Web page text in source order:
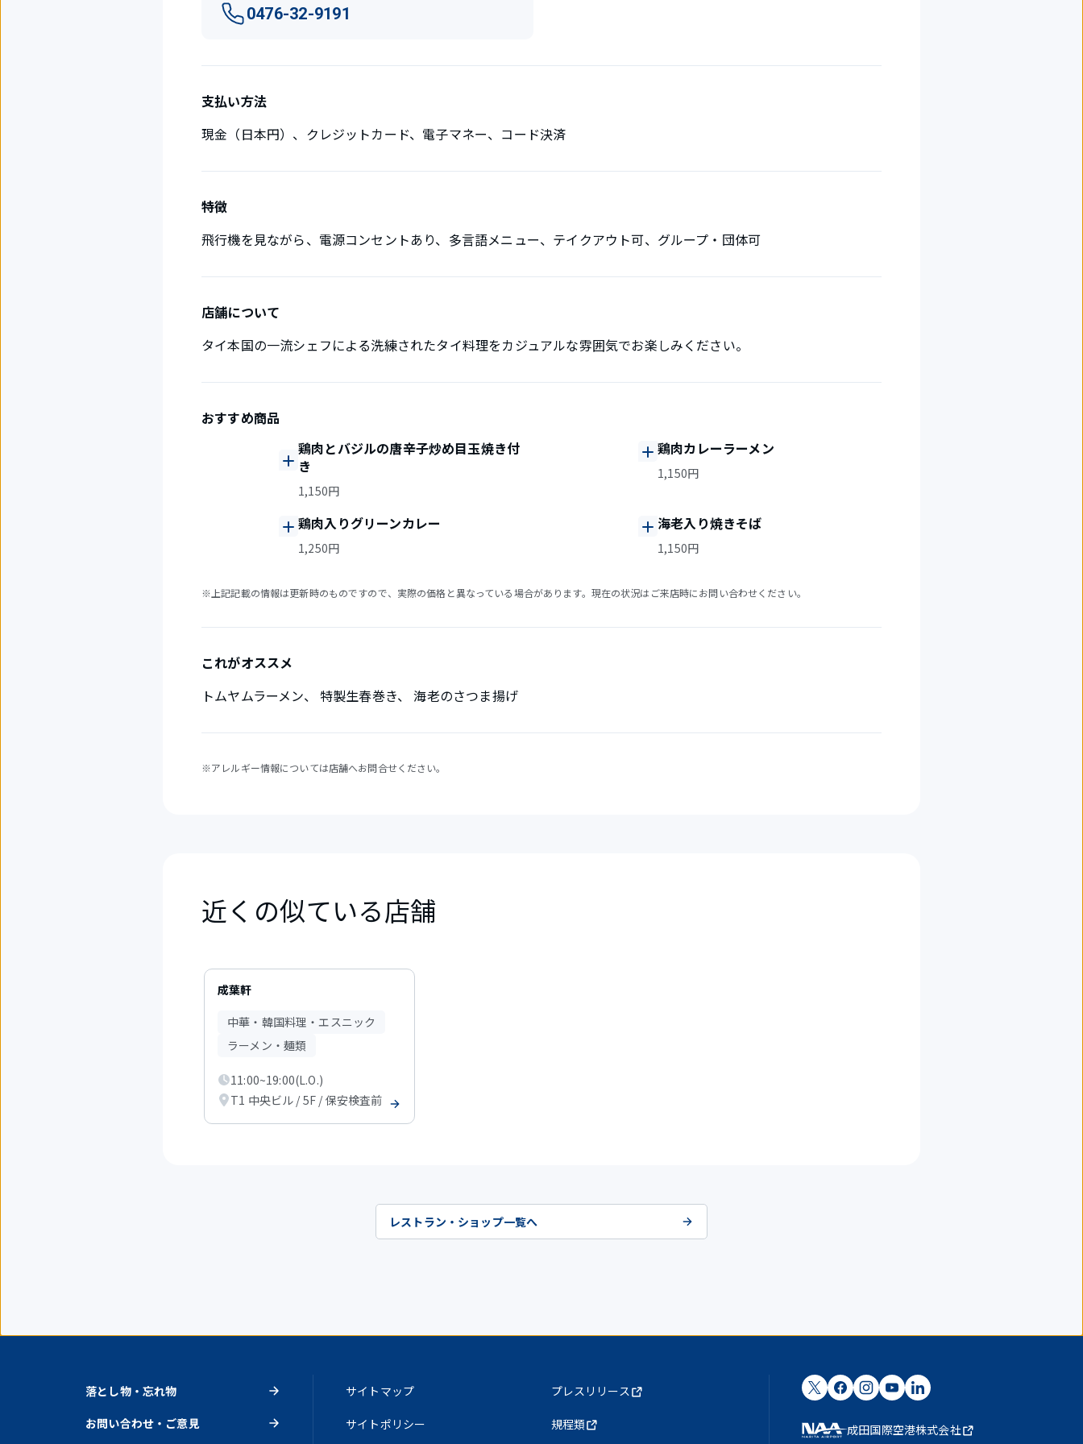
0476-32-9191
支払い方法
現金（日本円）、クレジットカード、電子マネー、コード決済
特徴
飛行機を見ながら、電源コンセントあり、多言語メニュー、テイクアウト可、グループ・団体可
店舗について
タイ本国の一流シェフによる洗練されたタイ料理をカジュアルな雰囲気でお楽しみください。
おすすめ商品
鶏肉とバジルの唐辛子炒め目玉焼き付
き
1,150円
鶏肉カレーラーメン
1,150円
鶏肉入りグリーンカレー
1,250円
海老入り焼きそば
1,150円
※上記記載の情報は更新時のものですので、実際の価格と異なっている場合があります。現在の状況はご来店時にお問い合わせください。
これがオススメ
トムヤムラーメン、 特製生春巻き、 海老のさつま揚げ
※アレルギー情報については店舗へお問合せください。
近くの似ている店舗
1
表
成葉軒
中華・韓国料理・エスニック
ラーメン・麺類
11:00~19:00(L.O.)
T1 中央ビル / 5F / 保安検査前
レストラン・ショップ一覧へ
落とし物・忘れ物
お問い合わせ・ご意見
サイトマップ
サイトポリシー
プレスリリース
規程類 成田国際空港株式会社